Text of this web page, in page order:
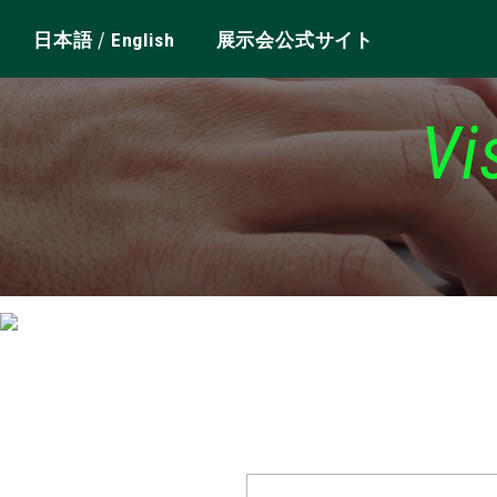
日本語/ English 展示会公式サイト